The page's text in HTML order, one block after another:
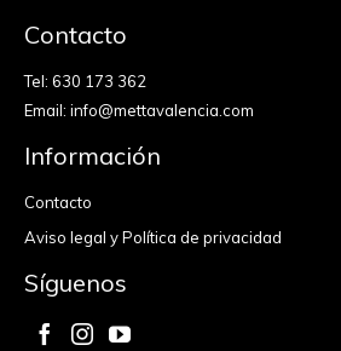
Contacto
Tel: 630 173 362
Email: info@mettavalencia.com
Información
Contacto
Aviso legal y Política de privacidad
Síguenos